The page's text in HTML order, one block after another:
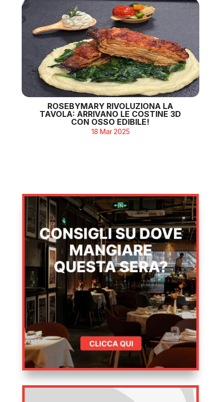
ROSEBYMARY RIVOLUZIONA LA
TAVOLA: ARRIVANO LE COSTINE 3D
CON OSSO EDIBILE!
18 Mar 2025